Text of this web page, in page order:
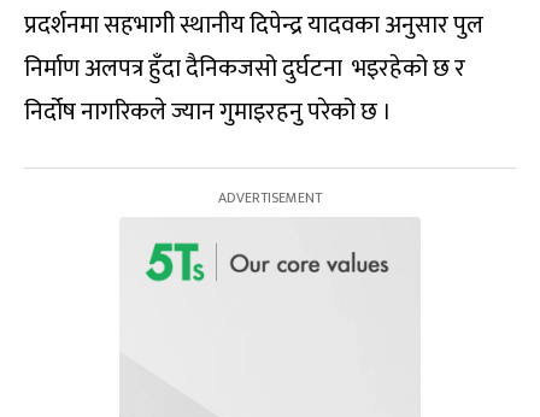
प्रदर्शनमा सहभागी स्थानीय दिपेन्द्र यादवका अनुसार पुल
निर्माण अलपत्र हुँदा दैनिकजसो दुर्घटना भइरहेको छ र
निर्दोष नागरिकले ज्यान गुमाइरहनु परेको छ ।